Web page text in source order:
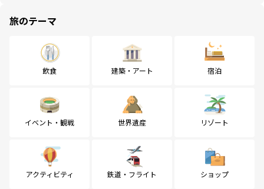
旅のテーマ
飲食 建築・アート 宿泊
イベント・観戦 世界遺産 リゾート
アクティビティ 鉄道・フライト ショップ